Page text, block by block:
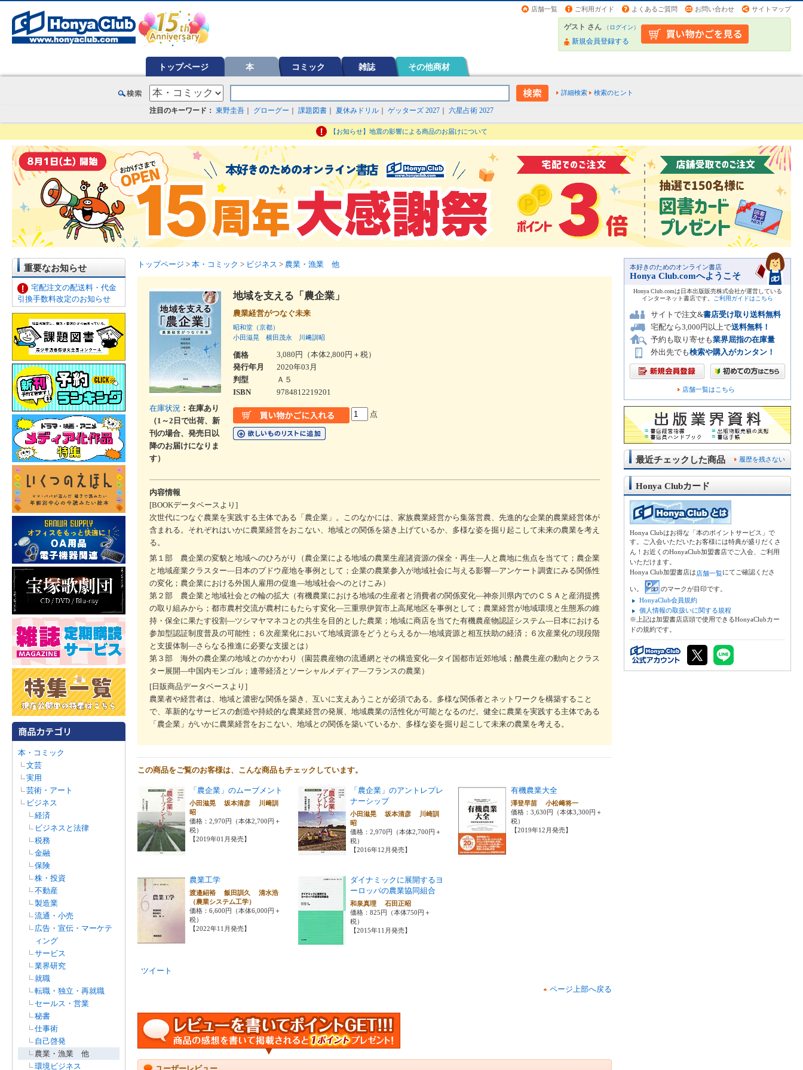
店舗一覧 ご利用ガイド よくあるご質問 お問い合わせ サイトマップ
ゲスト さん （ログイン）
新規会員登録する
トップページ 本 コミック 雑誌 その他商材
詳細検索 検索のヒント
注目のキーワード： 東野圭吾 グローグー 課題図書 夏休みドリル ゲッターズ 2027 六星占術 2027
【お知らせ】地震の影響による商品のお届けについて
重要なお知らせ
宅配注文の配送料・代金
引換手数料改定のお知らせ
本・コミック
文芸
実用
芸術・アート
ビジネス
経済
ビジネスと法律
税務
金融
保険
株・投資
不動産
製造業
流通・小売
広告・宣伝・マーケテ
ィング
サービス
業界研究
就職
転職・独立・再就職
セールス・営業
秘書
仕事術
自己啓発
農業・漁業 他
環境ビジネス
トップページ > 本・コミック > ビジネス > 農業・漁業 他
在庫状況 ：在庫あり
（1～2日で出荷、新
刊の場合、発売日以
降のお届けになりま
す）
地域を支える「農企業」
農業経営がつなぐ未来
昭和堂（京都）
小田滋晃
横田茂永 川﨑訓昭
価格
3,080円（本体2,800円＋税）
発行年月
2020年03月
判型
Ａ５
ISBN
9784812219201
点
内容情報
[BOOKデータベースより]
次世代につなぐ農業を実践する主体である「農企業」。このなかには、家族農業経営から集落営農、先進的な企業的農業経営体が
含まれる。それぞれはいかに農業経営をおこない、地域との関係を築き上げているか、多様な姿を掘り起こして未来の農業を考え
る。
第１部 農企業の変貌と地域へのひろがり（農企業による地域の農業生産諸資源の保全・再生―人と農地に焦点を当てて；農企業
と地域産業クラスター―日本のブドウ産地を事例として；企業の農業参入が地域社会に与える影響―アンケート調査にみる関係性
の変化；農企業における外国人雇用の促進―地域社会へのとけこみ）
第２部 農企業と地域社会との輪の拡大（有機農業における地域の生産者と消費者の関係変化―神奈川県内でのＣＳＡと産消提携
の取り組みから；都市農村交流が農村にもたらす変化―三重県伊賀市上高尾地区を事例として；農業経営が地域環境と生態系の維
持・保全に果たす役割―ツシマヤマネコとの共生を目的とした農業；地域に商店を当てた有機農産物認証システム―日本における
参加型認証制度普及の可能性；６次産業化において地域資源をどうとらえるか―地域資源と相互扶助の経済；６次産業化の現段階
と支援体制―さらなる推進に必要な支援とは）
第３部 海外の農企業の地域とのかかわり（園芸農産物の流通網とその構造変化―タイ国都市近郊地域；酪農生産の動向とクラス
ター展開―中国内モンゴル；連帯経済とソーシャルメディア―フランスの農業）
[日販商品データベースより]
農業者や経営者は、地域と濃密な関係を築き、互いに支えあうことが必須である。多様な関係者とネットワークを構築すること
で、革新的なサービスの創造や持続的な農業経営の発展、地域農業の活性化が可能となるのだ。健全に農業を実践する主体である
「農企業」がいかに農業経営をおこない、地域との関係を築いているか、多様な姿を掘り起こして未来の農業を考える。
この商品をご覧のお客様は、こんな商品もチェックしています。
「農企業」のムーブメント
小田滋晃 坂本清彦 川﨑訓
昭
価格：2,970円（本体2,700円＋
税）
【2019年01月発売】
「農企業」のアントレプレ
ナーシップ
小田滋晃 坂本清彦 川崎訓
昭
価格：2,970円（本体2,700円＋
税）
【2016年12月発売】
有機農業大全
澤登早苗 小松﨑将一
価格：3,630円（本体3,300円＋
税）
【2019年12月発売】
農業工学
渡邉紹裕 飯田訓久 清水浩
（農業システム工学）
価格：6,600円（本体6,000円＋
税）
【2022年11月発売】
ダイナミックに展開するヨ
ーロッパの農業協同組合
和泉真理 石田正昭
価格：825円（本体750円＋
税）
【2015年11月発売】
ツイート
ページ上部へ戻る
本好きのためのオンライン書店
Honya Club.comへようこそ
Honya Club.comは日本出版販売株式会社が運営している
インターネット書店です。
ご利用ガイドはこちら
サイトで注文&書店受け取り送料無料
宅配なら3,000円以上で送料無料！
予約も取り寄せも業界屈指の在庫量
外出先でも検索や購入がカンタン！
店舗一覧はこちら
履歴を残さない
最近チェックした商品
Honya Clubカード
Honya Clubはお得な「本のポイントサービス」で
す。ご入会いただいたお客様には特典が盛りだくさ
ん！お近くのHonyaClub加盟書店でご入会、ご利用
いただけます。
Honya Club加盟書店は店舗一覧にてご確認くださ
い。
のマークが目印です。
HonyaClub会員規約
個人情報の取扱いに関する規程
※上記は加盟書店店頭で使用できるHonyaClubカー
ドの規約です。